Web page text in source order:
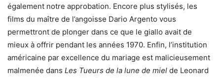
également notre approbation. Encore plus stylisés, les
films du maître de l’angoisse Dario Argento vous
permettront de plonger dans ce que le giallo avait de
mieux à offrir pendant les années 1970. Enfin, l’institution
américaine par excellence du mariage est malicieusement
malmenée dans Les Tueurs de la lune de miel de Leonard